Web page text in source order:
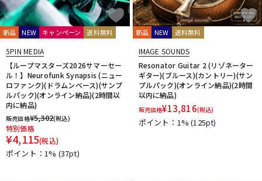
新品 NEW キャンペーン 送料無料
5PIN MEDIA
【ループマスターズ2026サマーセー
ル！】Neurofunk Synapsis (ニュー
ロファンク)(ドラムンベース)(サンプ
ルパック)(オンライン納品)(2時間以
内に納品)
販売価格¥5,302(税込)
特別価格
¥4,115(税込)
ポイント：1% (37pt)
新品 NEW 送料無料
IMAGE SOUNDS
Resonator Guitar 2 (リゾネーター
ギター)(ブルース)(カントリー)(サン
プルパック)(オンライン納品)(2時間
以内に納品)
販売価格¥13,816(税込)
ポイント：1%(125pt)